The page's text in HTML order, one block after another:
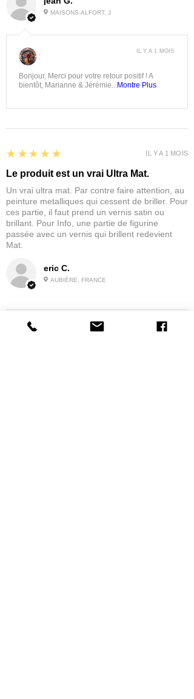
MAISONS-ALFORT, J
:
Bonjour, Merci pour votre retour positif ! A
bientôt, Marianne & Jérémie...Montre Plus
IL Y A 1 MOIS
eric C.
AUBIÈRE, FRANCE
5
★★★★★
Le produit est un vrai Ultra Mat.
Un vrai ultra mat. Par contre faire attention, au
peinture metalliques qui cessent de briller. Pour
ces partie, il faut prend un vernis satin ou
brillant. Pour Info, une partie de figurine
passée avec un vernis qui brillent redevient
Mat.
IL Y A 1 MOIS
★★★★★